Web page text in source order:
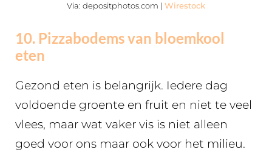
Via: depositphotos.com | Wirestock
10. Pizzabodems van bloemkool
eten
Gezond eten is belangrijk. Iedere dag
voldoende groente en fruit en niet te veel
vlees, maar wat vaker vis is niet alleen
goed voor ons maar ook voor het milieu.